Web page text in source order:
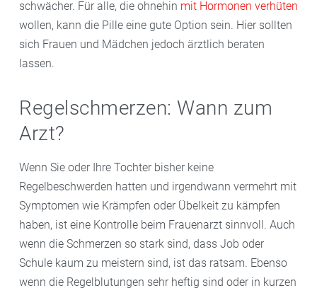
schwächer. Für alle, die ohnehin mit Hormonen verhüten
wollen, kann die Pille eine gute Option sein. Hier sollten
sich Frauen und Mädchen jedoch ärztlich beraten
lassen.
Regelschmerzen: Wann zum
Arzt?
Wenn Sie oder Ihre Tochter bisher keine
Regelbeschwerden hatten und irgendwann vermehrt mit
Symptomen wie Krämpfen oder Übelkeit zu kämpfen
haben, ist eine Kontrolle beim Frauenarzt sinnvoll. Auch
wenn die Schmerzen so stark sind, dass Job oder
Schule kaum zu meistern sind, ist das ratsam. Ebenso
wenn die Regelblutungen sehr heftig sind oder in kurzen